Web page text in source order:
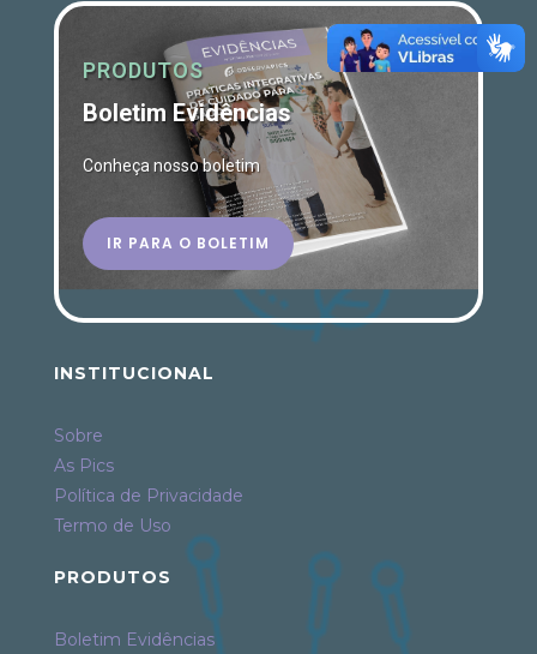
PRODUTOS
Boletim Evidências
Conheça nosso boletim
IR PARA O BOLETIM
INSTITUCIONAL
Sobre
As Pics
Política de Privacidade
Termo de Uso
PRODUTOS
Boletim Evidências